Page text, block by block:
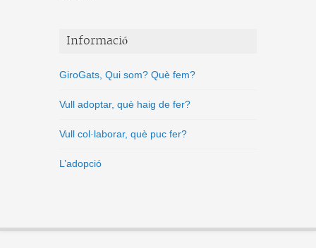
Informació
GiroGats, Qui som? Què fem?
Vull adoptar, què haig de fer?
Vull col·laborar, què puc fer?
L’adopció